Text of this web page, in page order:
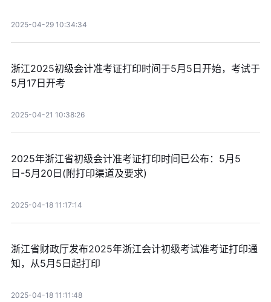
2025-04-29 10:34:34
浙江2025初级会计准考证打印时间于5月5日开始，考试于
5月17日开考
2025-04-21 10:38:26
2025年浙江省初级会计准考证打印时间已公布：5月5
日-5月20日(附打印渠道及要求)
2025-04-18 11:17:14
浙江省财政厅发布2025年浙江会计初级考试准考证打印通
知，从5月5日起打印
2025-04-18 11:11:48